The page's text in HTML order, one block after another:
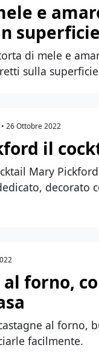
e
superficie
di mele e
sulla
• 26 Ottobre 2022
il
Mary
decorato
al forno,
al forno,
facilmente.